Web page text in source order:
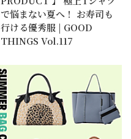
で悩まない夏へ！ お寿司も
行ける優秀服 | GOOD
THINGS Vol.117